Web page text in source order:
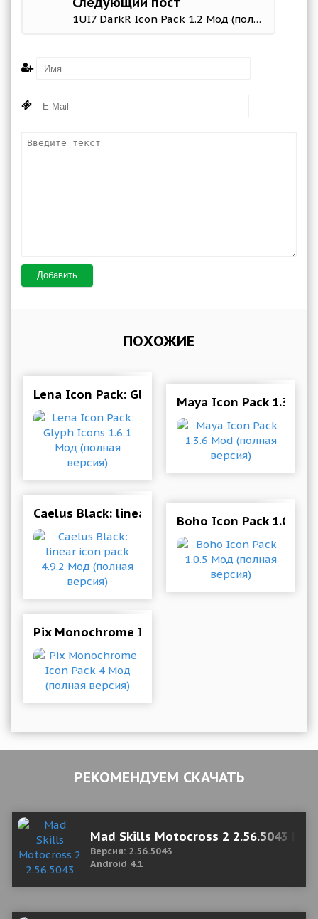
1UI7 DarkR Icon Pack 1.2 Мод (полная версия)
Добавить
ПОХОЖИЕ
Lena Icon Pack: Glyph Icons 1.6.1 Мод (полная
Maya Icon Pack 1.3.6
Caelus Black: linear icon pack 4.9.2 Мод
Boho Icon Pack 1.0.5
Pix Monochrome Icon Pack 4 Мод (полная
РЕКОМЕНДУЕМ СКАЧАТЬ
Mad Skills Motocross 2 2.56.5043
Версия: 2.56.5043
Android 4.1